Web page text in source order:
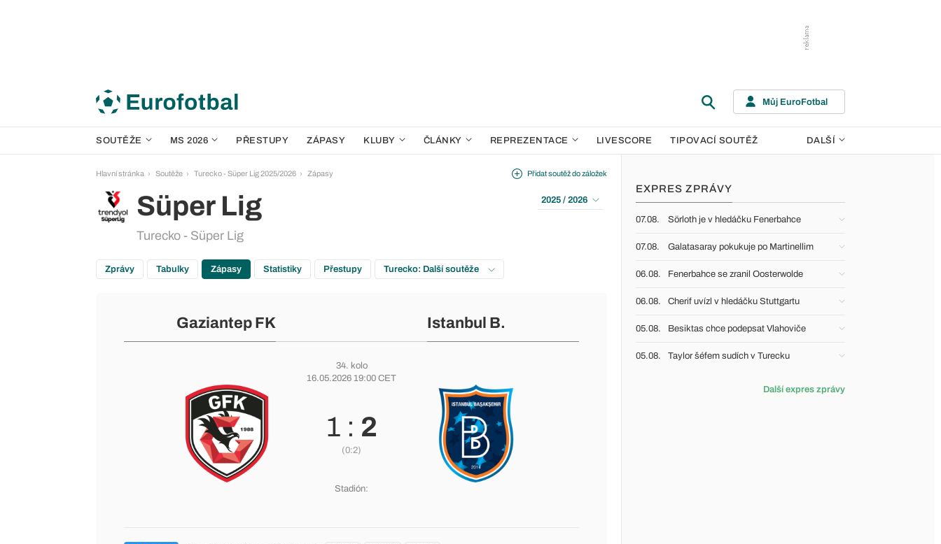
Můj EuroFotbal
SOUTĚŽE MS 2026 PŘESTUPY ZÁPASY KLUBY ČLÁNKY REPREZENTACE LIVESCORE TIPOVACÍ SOUTĚŽ DALŠÍ
Hlavní stránka Soutěže Turecko - Süper Lig 2025/2026 Zápasy
Süper Lig
Turecko - Süper Lig
Přidat soutěž do záložek
2025 / 2026
Zprávy Tabulky Zápasy Statistiky Přestupy Turecko: Další soutěže
Gaziantep FK Istanbul B.
34. kolo
16.05.2026 19:00 CET
1 : 2
(0:2)
Stadión:
EXPRES ZPRÁVY
07.08. Sörloth je v hledáčku Fenerbahce
07.08. Galatasaray pokukuje po Martinellim
06.08. Fenerbahce se zranil Oosterwolde
06.08. Cherif uvízl v hledáčku Stuttgartu
05.08. Besiktas chce podepsat Vlahoviče
05.08. Taylor šéfem sudích v Turecku
Další expres zprávy